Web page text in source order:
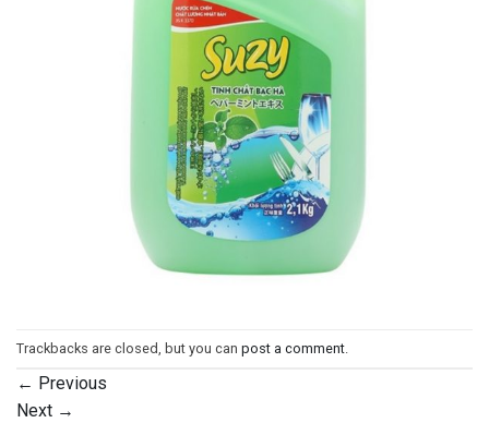
Trackbacks are closed, but you can post a comment
← Previous
Next →